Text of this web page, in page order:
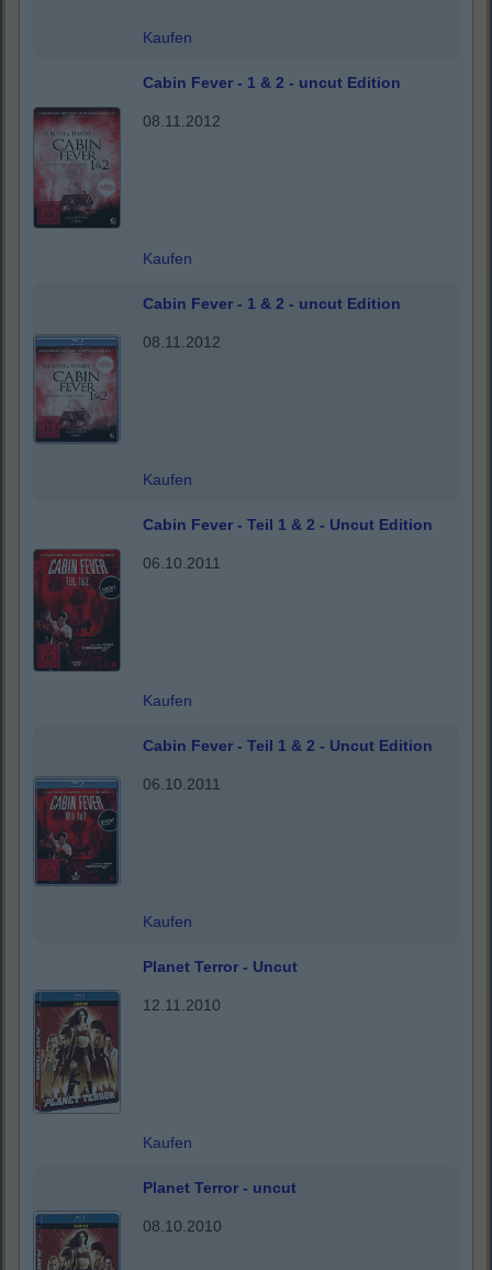
Kaufen
Cabin Fever - 1 & 2 - uncut Edition
08.11.2012
Kaufen
Cabin Fever - 1 & 2 - uncut Edition
08.11.2012
Kaufen
Cabin Fever - Teil 1 & 2 - Uncut Edition
06.10.2011
Kaufen
Cabin Fever - Teil 1 & 2 - Uncut Edition
06.10.2011
Kaufen
Planet Terror - Uncut
12.11.2010
Kaufen
Planet Terror - uncut
08.10.2010